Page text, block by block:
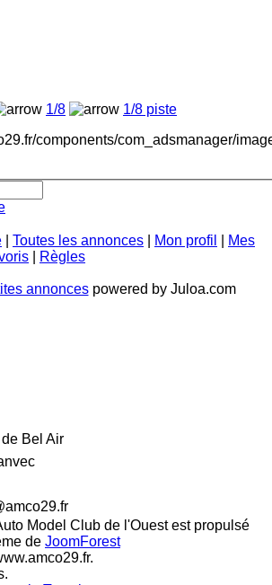
1/8 1/8 piste
Toutes les annonces Mon profil
Mes
Règles
annoncespowered by Juloa.com
Bel Air
Model Club de l'Ouest est propulsé
de JoomForest